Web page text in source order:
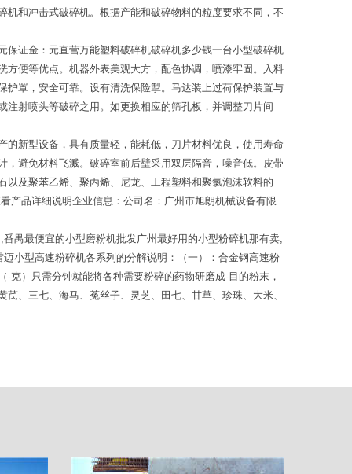
和冲击式破碎机。根据产能和破碎物料的粒度要求不同，不
证金：元直营万能塑料破碎机破碎机多少钱一台小型破碎机
便等优点。机器外表美观大方，配色协调，喷漆牢固。入料
罩，安全可靠。设有清洗保险掣。马达装上过荷保护装置与
射喷头等破碎之用。如更换相应的筛孔板，并调整刀片间
新型设备，具有质量轻，能耗低，刀片材料优良，使用寿命
避免材料飞溅。破碎室前后壁采用双层隔音，噪音低。皮带
及聚苯乙烯、聚丙烯、尼龙、工程塑料和聚氯泡沫软料的
产品详细说明企业信息：公司名：广州市旭朗机械设备有限
禺最便宜的小型磨粉机批发广州最好用的小型粉碎机那有卖,
小型高速粉碎机各系列的分解说明：（一）：合金钢高速粉
）只需分钟就能将各种需要粉碎的药物研磨成-目的粉末，
、三七、海马、菟丝子、灵芝、田七、甘草、珍珠、大米、